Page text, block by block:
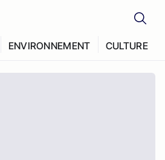
ENVIRONNEMENT CULTURE